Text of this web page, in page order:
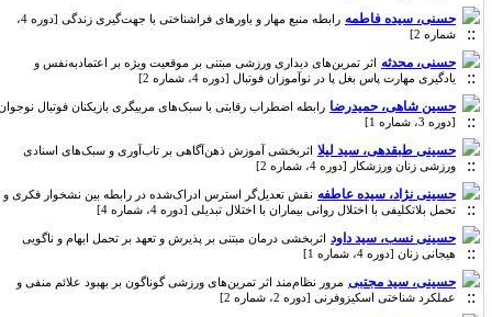
حسنی، سیده فاطمه
رابطه منبع مهار و باورهای فراشناختی با جهت­‌گیری زندگی [دوره 4،
شماره 2]
حسنی، محدثه اثر تمرین‌‌‌های دیداری ورزشی مبتنی بر موقعیت ویژه بر اعتمادبه‌نفس و
یادگیری مهارت پاس بغل پا در نوآموزان فوتبال [دوره 4، شماره 2]
حسین شاهی، حمیدرضا رابطه اضطراب رقابتی با سبک‌های مربیگری بازیکنان فوتبال نوجوان
[دوره 3، شماره 1]
حسینی طبقدهی، سید لیلا اثربخشی آموزش ذهن‌آگاهی بر تاب‌آوری و سبک‌های اسنادی
ورزشی زنان ورزشکار [دوره 4، شماره 2]
حسینی نژاد، سیده عاطفه نقش تعدیل‌گر استرس ادراک‌شده در رابطه بین نشخوار فکری و
تحمل بلاتکلیفی با اختلال روانی بیماران با اختلال تبدیلی [دوره 4، شماره 4]
حسینی نسب، سید داود اثربخشی درمان مبتنی بر پذیرش و تعهد بر تحمل ابهام و ناگویی
هیجانی زنان [دوره 4، شماره 1]
حسینی، سید مجتبی مرور نظام‌مند اثر تمرین‌های ورزشی گوناگون بر بهبود علائم منفی و
عملکرد شناختی اسکیزوفرنی [دوره 2، شماره 2]